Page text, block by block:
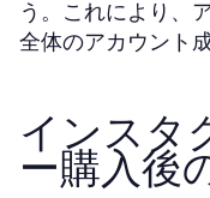
う。これにより、
全体のアカウント
インスタ
ー購入後